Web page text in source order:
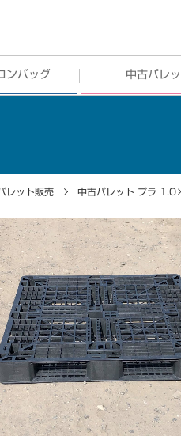
ンバッグ 中古パレ
レット販売 中古パレット プラ